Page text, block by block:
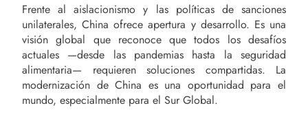
Frente al aislacionismo y las políticas de sanciones
unilaterales, China ofrece apertura y desarrollo. Es una
visión global que reconoce que todos los desafíos
actuales —desde las pandemias hasta la seguridad
alimentaria— requieren soluciones compartidas. La
modernización de China es una oportunidad para el
mundo, especialmente para el Sur Global.